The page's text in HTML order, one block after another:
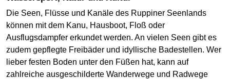
Die Seen, Flüsse und Kanäle des Ruppiner Seenlands
können mit dem Kanu, Hausboot, Floß oder
Ausflugsdampfer erkundet werden. An vielen Seen gibt es
zudem gepflegte Freibäder und idyllische Badestellen. Wer
lieber festen Boden unter den Füßen hat, kann auf
zahlreiche ausgeschilderte Wanderwege und Radwege